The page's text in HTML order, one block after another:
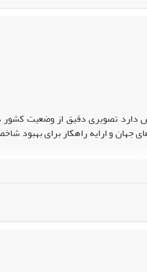
چندگانه ارایه می‌دهد.
با هدف سنجش جامع کیفیت کلی ایران در سال 2023، تلاش دارد
جهان و ارایه راهکار برای بهبود
ایران با مدل آنتروپی شانون و